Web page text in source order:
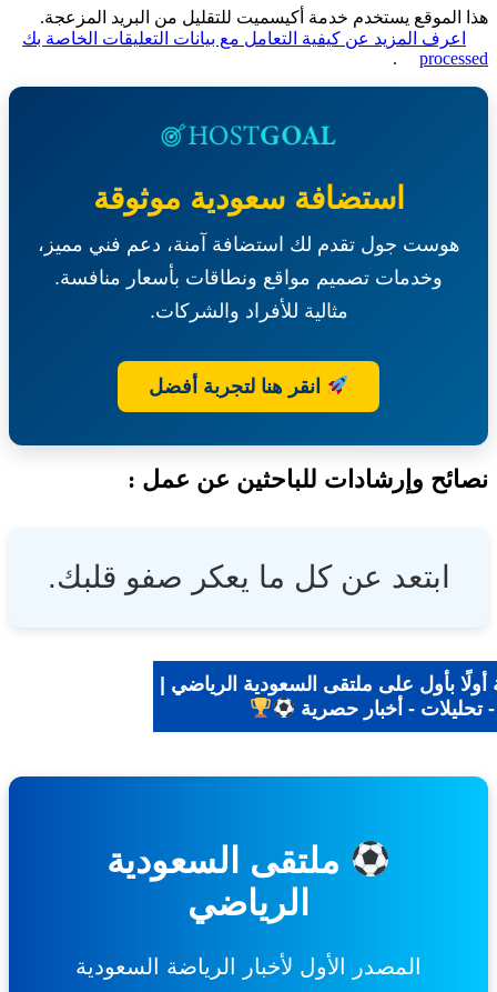
يستخدم خدمة أكيسميت للتقليل من البريد المزعجة.
المزيد عن كيفية التعامل مع بيانات التعليقات الخاصة بك
.
استضافة سعودية موثوقة
هوست جول تقدم لك استضافة آمنة، دعم فني مميز،
وخدمات تصميم مواقع ونطاقات بأسعار منافسة.
مثالية للأفراد والشركات.
انقر هنا لتجربة أفضل
وإرشادات للباحثين عن عمل :
ابتعد عن كل ما يعكر صفو قلبك.
بأول على ملتقى السعودية الرياضي |
تحليلات - أخبار حصرية
ملتقى السعودية
الرياضي
المصدر الأول لأخبار الرياضة السعودية